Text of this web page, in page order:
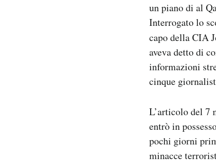
un piano di al
Interrogato lo
capo della CIA
aveva detto di
informazioni
cinque
L’articolo del 7
entrò in
pochi giorni
minacce